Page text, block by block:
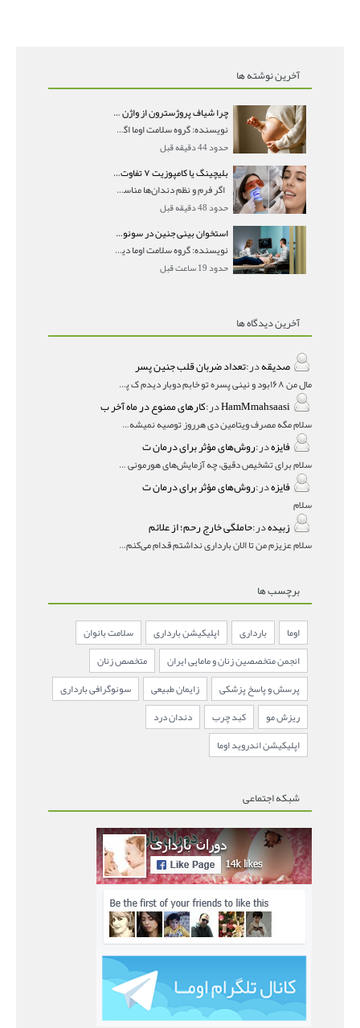
آخرین نوشته ها
چرا شیاف پروژسترون از واژن بیرون می‌ریزد؟ میزان جذب و زمان صحیح مصرف
نویسنده: گروه سلامت اوما اگر بعد از گذاشتن شیاف پر
حدود 44 دقیقه قبل
بلیچینگ یا کامپوزیت ۷ تفاوت مهم برای انتخاب درست
اگر فرم و نظم دندان‌ها مناسب است و مشکل
حدود 48 دقیقه قبل
استخوان بینی جنین در سونوگرافی؛ دیده نشدن یا دیر تشکیل شدن آن چه معنایی دارد؟
نویسنده: گروه سلامت اوما دیده نشدن استخوان بینی جن
حدود 19 ساعت قبل
آخرین دیدگاه ها
صدیقهدر:تعداد ضربان قلب جنین پسر
مال من ۱۶۸بود و نینی پسره تو خابم دوبار دیدم ک پسره
HamMmahsaasiدر:کارهای ممنوع در ماه آخر ب
سلام مگه مصرف ویتامین دی هرروز توصیه نمیشه؟درمقاله میگه
فایزهدر:روش‌های مؤثر برای درمان ت
سلام برای تشخیص دقیق، چه آزمایش‌های هورمونی و چه سونوگر
فایزهدر:روش‌های مؤثر برای درمان ت
سلام
زبیدهدر:حاملگی خارج رحم؛ از علائم
سلام عزیزم من تا الان بارداری نداشتم قدام می‌کنم باردار
برچسب ها
اوما بارداری اپلیکیشن بارداری
سلامت بانوان
انجمن متخصصین زنان و مامایی ایران
متخصص زنان
پرسش و پاسخ پزشکی
زایمان طبیعی
سونوگرافی بارداری
ریزش مو
کبد چرب
دندان درد
اپلیکیشن اندروید اوما
شبکه اجتماعی